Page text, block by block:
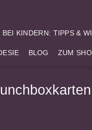
BEI KINDERN: TIPPS &
BLOG ZUM